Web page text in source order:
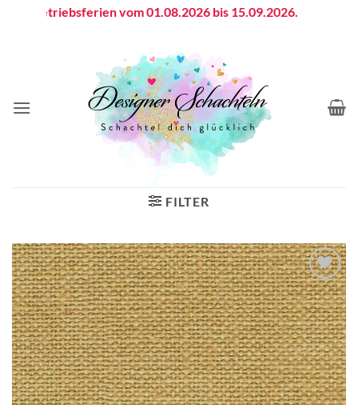
Betriebsferien vom 01.08.2026 bis 15.09.2026.
FILTER
Auf die
Wunschliste